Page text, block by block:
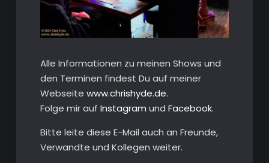
Alle Informationen zu meinen Shows und
den Terminen findest Du auf meiner
Webseite www.chrishyde.de.
Folge mir auf Instagram und Facebook.
Bitte leite diese E-Mail auch an Freunde,
Verwandte und Kollegen weiter.